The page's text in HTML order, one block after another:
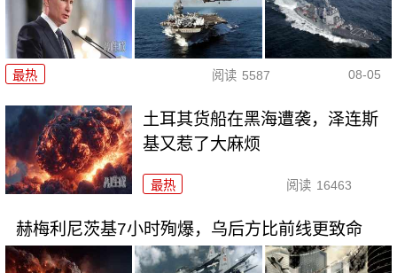
最热 阅读 5587 08-05
土耳其货船在黑海遭袭，泽连斯
基又惹了大麻烦
最热 阅读 16463
赫梅利尼茨基7小时殉爆，乌后方比前线更致命